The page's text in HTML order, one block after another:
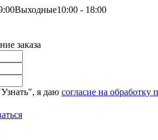
Выходные10:00 - 18:00
заказа
я даю согласие на